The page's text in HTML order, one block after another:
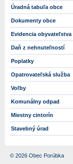
Úradná tabuľa obce
Dokumenty obce
Evidencia obyvateľstva
Daň z nehnuteľností
Poplatky
Opatrovateľská služba
Voľby
Komunálny odpad
Miestny cintorín
Stavebný úrad
© 2026 Obec Porúbka